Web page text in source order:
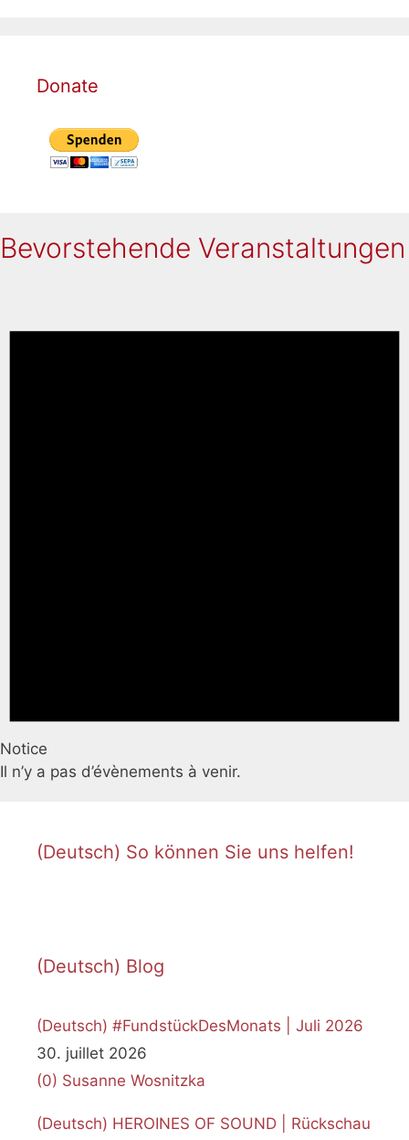
Donate
Bevorstehende Veranstaltungen
Notice
Il n’y a pas d’évènements à venir.
(Deutsch) So können Sie uns helfen!
(Deutsch) Blog
(Deutsch) #FundstückDesMonats | Juli 2026
30. juillet 2026
(0) Susanne Wosnitzka
(Deutsch) HEROINES OF SOUND | Rückschau